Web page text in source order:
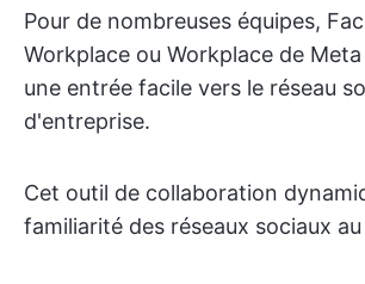
Pour de nombreuses équipes,
Workplace ou Workplace de
une entrée facile vers le réseau
d'entreprise.
Cet outil de collaboration
familiarité des réseaux sociaux